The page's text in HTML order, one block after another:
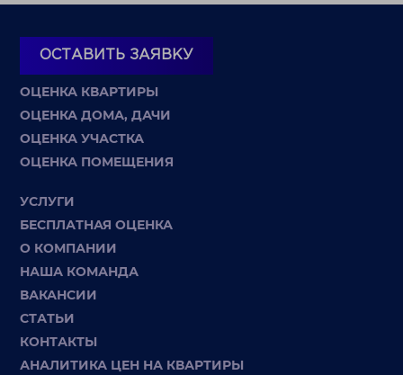
ОСТАВИТЬ ЗАЯВКУ
ОЦЕНКА КВАРТИРЫ
ОЦЕНКА ДОМА, ДАЧИ
ОЦЕНКА УЧАСТКА
ОЦЕНКА ПОМЕЩЕНИЯ
УСЛУГИ
БЕСПЛАТНАЯ ОЦЕНКА
О КОМПАНИИ
НАША КОМАНДА
ВАКАНСИИ
СТАТЬИ
КОНТАКТЫ
АНАЛИТИКА ЦЕН НА КВАРТИРЫ